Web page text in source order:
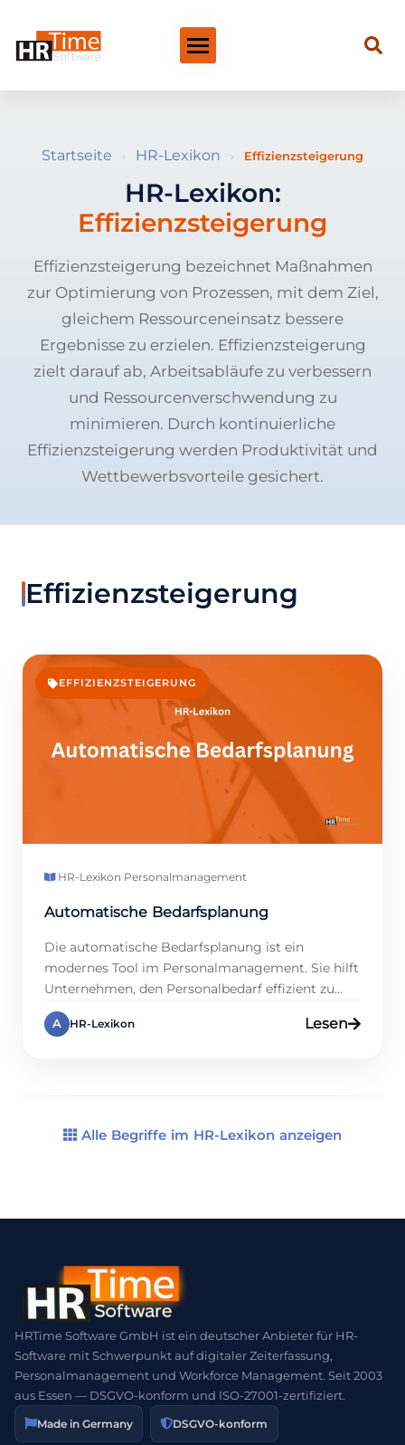
Startseite › HR-Lexikon › Effizienzsteigerung
HR-Lexikon:
Effizienzsteigerung
Effizienzsteigerung bezeichnet Maßnahmen
zur Optimierung von Prozessen, mit dem Ziel,
gleichem Ressourceneinsatz bessere
Ergebnisse zu erzielen. Effizienzsteigerung
zielt darauf ab, Arbeitsabläufe zu verbessern
und Ressourcenverschwendung zu
minimieren. Durch kontinuierliche
Effizienzsteigerung werden Produktivität und
Wettbewerbsvorteile gesichert.
Effizienzsteigerung
EFFIZIENZSTEIGERUNG
HR-Lexikon·Personalmanagement
Automatische Bedarfsplanung
Die automatische Bedarfsplanung ist ein
modernes Tool im Personalmanagement. Sie hilft
Unternehmen, den Personalbedarf effizient zu
bestimmen. Außerdem optimiert sie
Schichtpläne und Arbeitszeiten. Sie ist besonders
Bedarf vorherzusagen. Viele Firmen […]
A HR-Lexikon Lesen
Alle Begriffe im HR-Lexikon anzeigen
HRTime Software GmbH ist ein deutscher Anbieter für HR-
Software mit Schwerpunkt auf digitaler Zeiterfassung,
Personalmanagement und Workforce Management. Seit 2003
aus Essen — DSGVO-konform und ISO-27001-zertifiziert.
Made in Germany DSGVO-konform